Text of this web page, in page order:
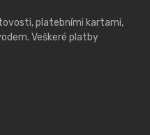
platebními kartami,
Veškeré platby